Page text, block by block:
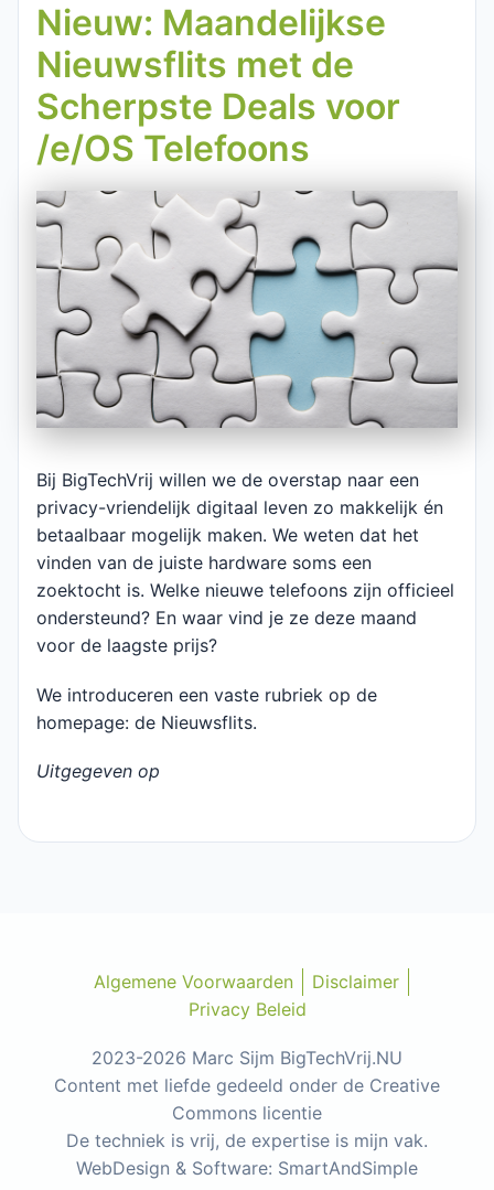
Nieuw: Maandelijkse
Nieuwsflits met de
Scherpste Deals voor
/e/OS Telefoons
Bij BigTechVrij willen we de overstap naar een
privacy-vriendelijk digitaal leven zo makkelijk én
betaalbaar mogelijk maken. We weten dat het
vinden van de juiste hardware soms een
zoektocht is. Welke nieuwe telefoons zijn officieel
ondersteund? En waar vind je ze deze maand
voor de laagste prijs?
We introduceren een vaste rubriek op de
homepage: de Nieuwsflits.
Uitgegeven op
Algemene Voorwaarden
Disclaimer
Privacy Beleid
2023-2026 Marc Sijm BigTechVrij.NU
Content met liefde gedeeld onder de Creative
Commons licentie
De techniek is vrij, de expertise is mijn vak.
WebDesign & Software: SmartAndSimple